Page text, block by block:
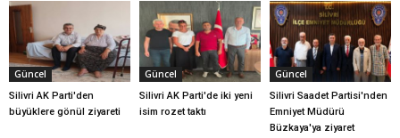
Güncel
Silivri AK Parti'den
büyüklere gönül ziyareti
Güncel
Silivri AK Parti'de iki yeni
isim rozet taktı
Güncel
Silivri Saadet Partisi'nden
Emniyet Müdürü
Büzkaya'ya ziyaret